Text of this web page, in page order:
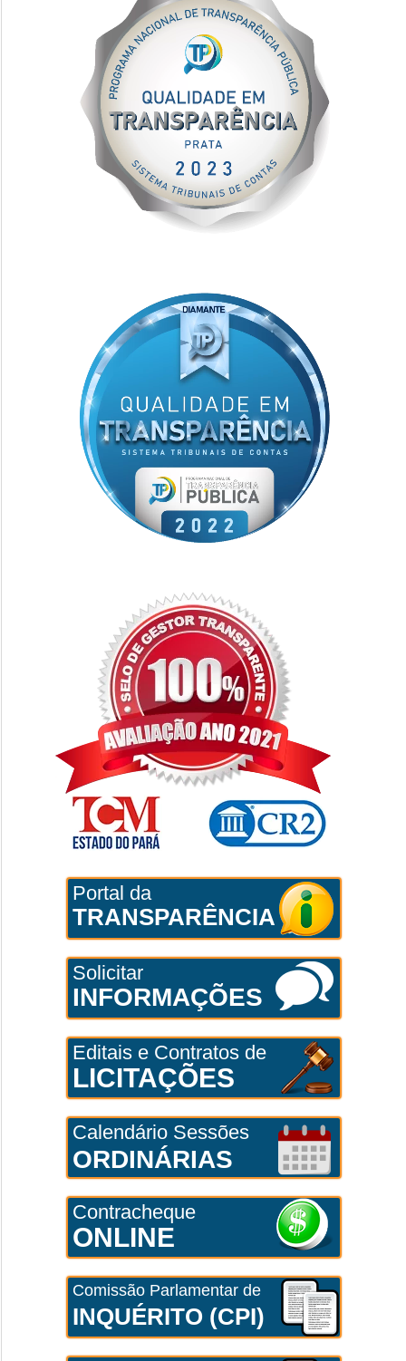
Portal da
TRANSPARÊNCIA
Solicitar
INFORMAÇÕES
Editais e Contratos de
LICITAÇÕES
Calendário Sessões
ORDINÁRIAS
Contracheque
ONLINE
Comissão Parlamentar de
INQUÉRITO (CPI)